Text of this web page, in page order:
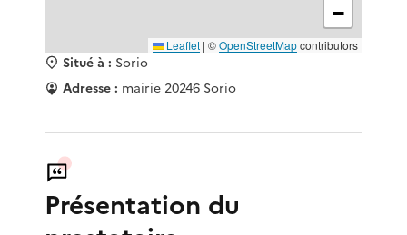
−
Leaflet | ©OpenStreetMapcontributors
Situé à : Sorio
Adresse : mairie 20246 Sorio
Présentation du